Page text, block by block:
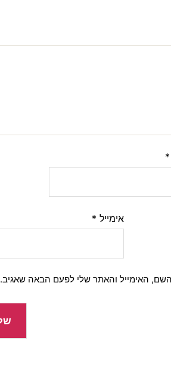
*
אימייל *
האימייל והאתר שלי לפעם הבאה שאגיב.